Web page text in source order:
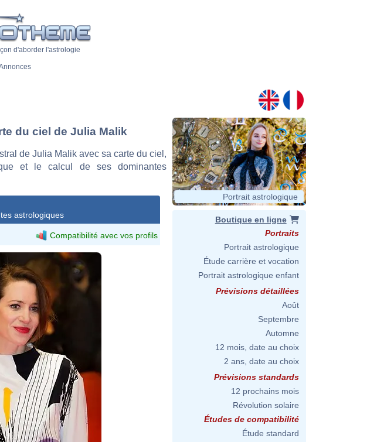
d'aborder l'astrologie
du ciel de Julia Malik
de Julia Malik avec sa carte du ciel,
et le calcul de ses dominantes
astrologiques
Compatibilité avec vos profils
Portrait astrologique
Boutique en ligne
Portraits
Portrait astrologique
Étude carrière et vocation
Portrait astrologique enfant
Prévisions détaillées
Août
Septembre
Automne
12 mois, date au choix
2 ans, date au choix
Prévisions standards
12 prochains mois
Révolution solaire
Études de compatibilité
Étude standard